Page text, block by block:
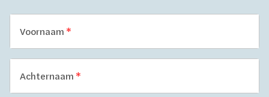
Voornaam
Achternaam